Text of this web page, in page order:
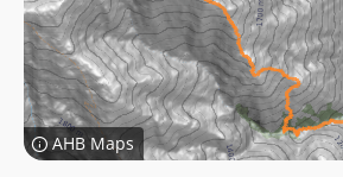
AHB Maps